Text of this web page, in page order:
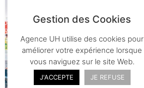
Gestion des Cookies
Agence UH utilise des cookies pour
améliorer votre expérience lorsque
vous naviguez sur le site Web.
J'ACCEPTE JE REFUSE